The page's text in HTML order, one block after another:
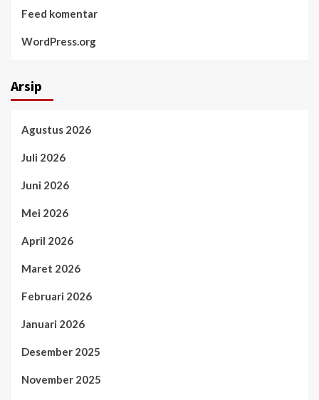
Feed komentar
WordPress.org
Arsip
Agustus 2026
Juli 2026
Juni 2026
Mei 2026
April 2026
Maret 2026
Februari 2026
Januari 2026
Desember 2025
November 2025